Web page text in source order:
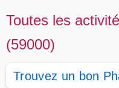
Toutes les
(59000)
Trouvez un bon